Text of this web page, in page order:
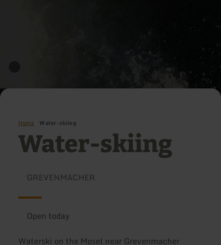
Home Water-skiing
Water-skiing
GREVENMACHER
Open today
Waterski on the Mosel near Grevenmacher